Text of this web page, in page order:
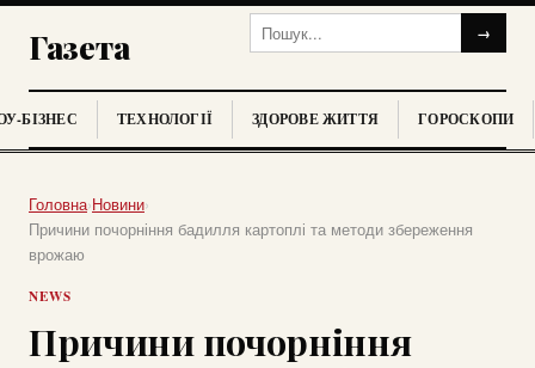
Газета →
БІЗНЕС ТЕХНОЛОГІЇ ЗДОРОВЕ ЖИТТЯ ГОРОСКОПИ
Головна›Новини›
Причини почорніння бадилля картоплі та методи збереження
врожаю
NEWS
Причини почорніння